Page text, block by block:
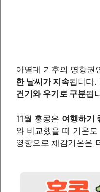
아열대 기후의 영향권
한 날씨가 지속됩니다.
건기와 우기로 구분됩
11월 홍콩은 여행하기
와 비교했을 때 기온
영향으로 체감기온은